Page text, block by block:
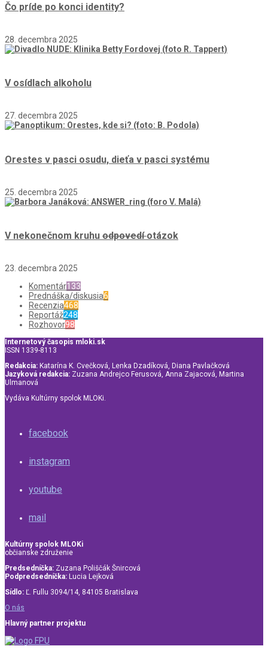
Čo príde po konci identity?
28. decembra 2025
V osídlach alkoholu
27. decembra 2025
Orestes v pasci osudu, dieťa v pasci systému
25. decembra 2025
V nekonečnom kruhu odpovedíotázok
23. decembra 2025
Komentár133
Prednáška/diskusia6
Recenzia468
Reportáž248
Rozhovor98
Internetový časopis mloki.sk
ISSN 1339-8113
Redakcia: Katarína K. Cvečková, Lenka Dzadíková, Diana Pavlačková
Jazyková redakcia: Zuzana Andrejco Ferusová, Anna Zajacová, Martina
Ulmanová
Vydáva Kultúrny spolok MLOKi.
facebook
instagram
youtube
mail
Kultúrny spolok MLOKi
občianske združenie
Predsedníčka: Zuzana Poliščák Šnircová
Podpredsedníčka: Lucia Lejková
Sídlo: Ľ. Fullu 3094/14, 84105 Bratislava
O nás
Hlavný partner projektu